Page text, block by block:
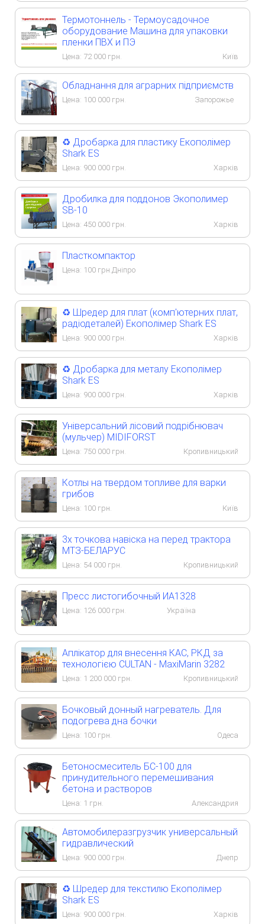
Термотоннель - Термоусадочное
оборудование Машина для упаковки
пленки ПВХ и ПЭ
Цена: 72 000 грн. Київ
Обладнання для аграрних підприємств
Цена: 100 000 грн. Запорожье
♻️ Дробарка для пластику Екополімер
Shark ES
Цена: 900 000 грн. Харків
Дробилка для поддонов Экополимер
SB-10
Цена: 450 000 грн. Харків
Пласткомпактор
Цена: 100 грн.Дніпро
♻️ Шредер для плат (комп'ютерних плат,
радіодеталей) Екополімер Shark ES
Цена: 900 000 грн. Харків
♻️ Дробарка для металу Екополімер
Shark ES
Цена: 900 000 грн. Харків
Універсальний лісовий подрібнювач
(мульчер) MIDIFORST
Цена: 750 000 грн. Кропивницький
Котлы на твердом топливе для варки
грибов
Цена: 100 грн. Київ
3х точкова навіска на перед трактора
МТЗ-БЕЛАРУС
Цена: 54 000 грн. Кропивницький
Пресс листогибочный ИА1328
Цена: 126 000 грн. Україна
Аплікатор для внесення КАС, РКД за
технологією CULTAN - MaxiMarin 3282
Цена: 1 200 000 грн. Кропивницький
Бочковый донный нагреватель. Для
подогрева дна бочки
Цена: 100 грн. Одеса
Бетоносмеситель БС-100 для
принудительного перемешивания
бетона и растворов
Цена: 1 грн. Александрия
Автомобилеразгрузчик универсальный
гидравлический
Цена: 900 000 грн. Днепр
♻️ Шредер для текстилю Екополімер
Shark ES
Цена: 900 000 грн. Харків